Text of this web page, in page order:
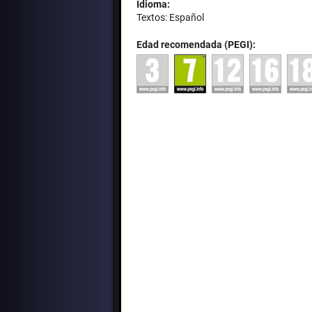
Idioma:
Textos: Español
Edad recomendada (PEGI):